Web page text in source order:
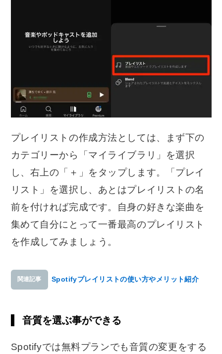
プレイリストの作成方法としては、まず下の
カテゴリーから「マイライブラリ」を選択
し、右上の「＋」をタップします。「プレイ
リスト」を選択し、あとはプレイリストの名
前を付ければ完成です。自身の好きな楽曲を
集めて自分にとって一番最高のプレイリスト
を作成してみましょう。
関連記事 Spotifyプレイリストの使い方やメリット紹介
音質を選ぶ事ができる
Spotifyでは無料プランでも音質の変更をする